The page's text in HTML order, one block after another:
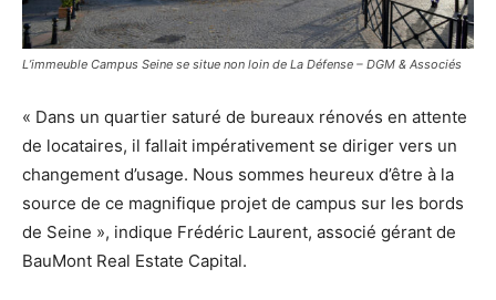
L’immeuble Campus Seine se situe non loin de La Défense – DGM & Associés
« Dans un quartier saturé de bureaux rénovés en attente
de locataires, il fallait impérativement se diriger vers un
changement d’usage. Nous sommes heureux d’être à la
source de ce magnifique projet de campus sur les bords
de Seine », indique Frédéric Laurent, associé gérant de
BauMont Real Estate Capital.